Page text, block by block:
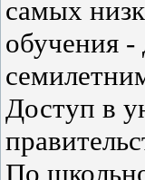
самых
обучения -
Доступ в
По